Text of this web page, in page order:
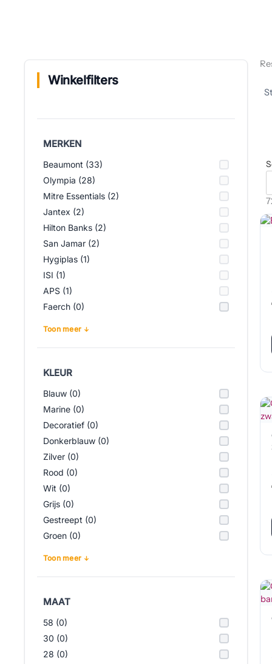
Winkelfilters
MERKEN
Beaumont (33)
Olympia (28)
Mitre Essentials (2)
Jantex (2)
Hilton Banks (2)
San Jamar (2)
Hygiplas (1)
ISI (1)
APS (1)
Faerch (0)
Toon meer
KLEUR
Blauw (0)
Marine (0)
Decoratief (0)
Donkerblauw (0)
Zilver (0)
Rood (0)
Wit (0)
Grijs (0)
Gestreept (0)
Groen (0)
Toon meer
MAAT
58 (0)
30 (0)
28 (0)